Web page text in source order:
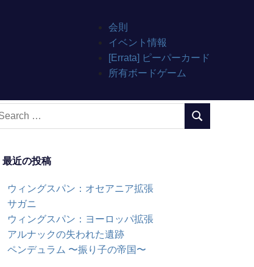
会則
イベント情報
[Errata] ピーパーカード
所有ボードゲーム
SEARCH
最近の投稿
ウィングスパン：オセアニア拡張
サガニ
ウィングスパン：ヨーロッパ拡張
アルナックの失われた遺跡
ペンデュラム 〜振り子の帝国〜